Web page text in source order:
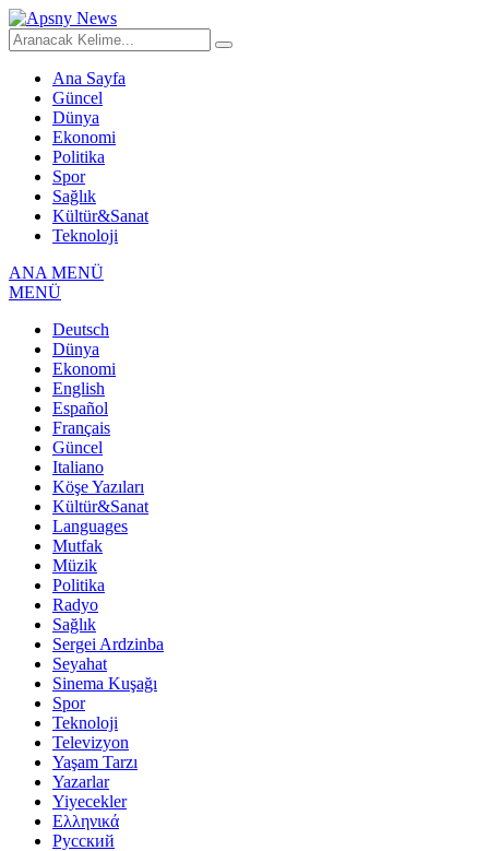
Ana Sayfa
Güncel
Dünya
Ekonomi
Politika
Spor
Sağlık
Kültür&Sanat
Teknoloji
ANA MENÜ
MENÜ
Deutsch
Dünya
Ekonomi
English
Español
Français
Güncel
Italiano
Köşe Yazıları
Kültür&Sanat
Languages
Mutfak
Müzik
Politika
Radyo
Sağlık
Sergei Ardzinba
Seyahat
Sinema Kuşağı
Spor
Teknoloji
Televizyon
Yaşam Tarzı
Yazarlar
Yiyecekler
Ελληνικά
Русский